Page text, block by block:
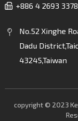
+886 4 2693 3378
No.52 Xinghe
Dadu
43245,Taiwan
copyright © 2023